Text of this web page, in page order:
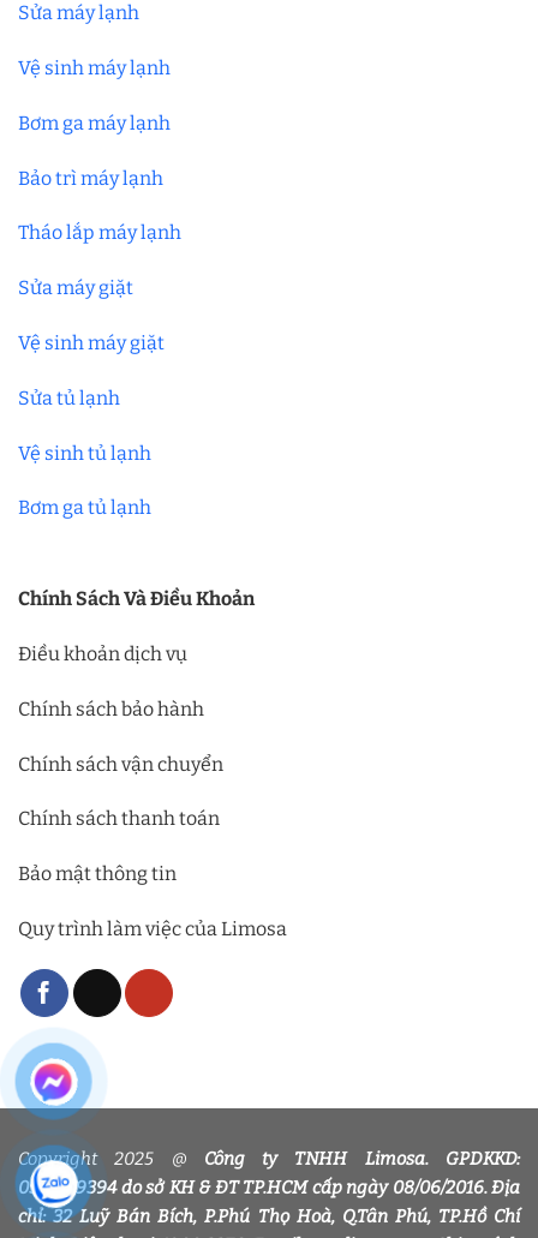
Sửa máy lạnh
Vệ sinh máy lạnh
Bơm ga máy lạnh
Bảo trì máy lạnh
Tháo lắp máy lạnh
Sửa máy giặt
Vệ sinh máy giặt
Sửa tủ lạnh
Vệ sinh tủ lạnh
Bơm ga tủ lạnh
Chính Sách Và Điều Khoản
Điều khoản dịch vụ
Chính sách bảo hành
Chính sách vận chuyển
Chính sách thanh toán
Bảo mật thông tin
Quy trình làm việc của Limosa
Copyright 2025 @ Công ty TNHH Limosa. GPDKKD:
0318339394 do sở KH & ĐT TP.HCM cấp ngày 08/06/2016. Địa
chỉ: 32 Luỹ Bán Bích, P.Phú Thọ Hoà, Q.Tân Phú, TP.Hồ Chí